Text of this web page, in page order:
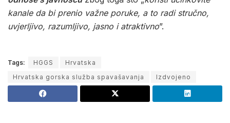
kanale da bi prenio važne poruke, a to radi stručno,
uvjerljivo, razumljivo, jasno i atraktivno”.
Tags: HGGS
Hrvatska
Hrvatska gorska služba spavašavanja
Izdvojeno